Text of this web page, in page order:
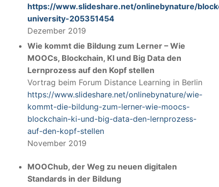
https://www.slideshare.net/onlinebynature/
university-205351454
Dezember 2019
Wie kommt die Bildung zum Lerner – Wie
MOOCs, Blockchain, KI und Big Data den
Lernprozess auf den Kopf stellen
Vortrag beim Forum Distance Learning in Berlin
https://www.slideshare.net/onlinebynature/wie-
kommt-die-bildung-zum-lerner-wie-moocs-
blockchain-ki-und-big-data-den-lernprozess-
auf-den-kopf-stellen
November 2019
MOOChub, der Weg zu neuen digitalen
Standards in der Bildung